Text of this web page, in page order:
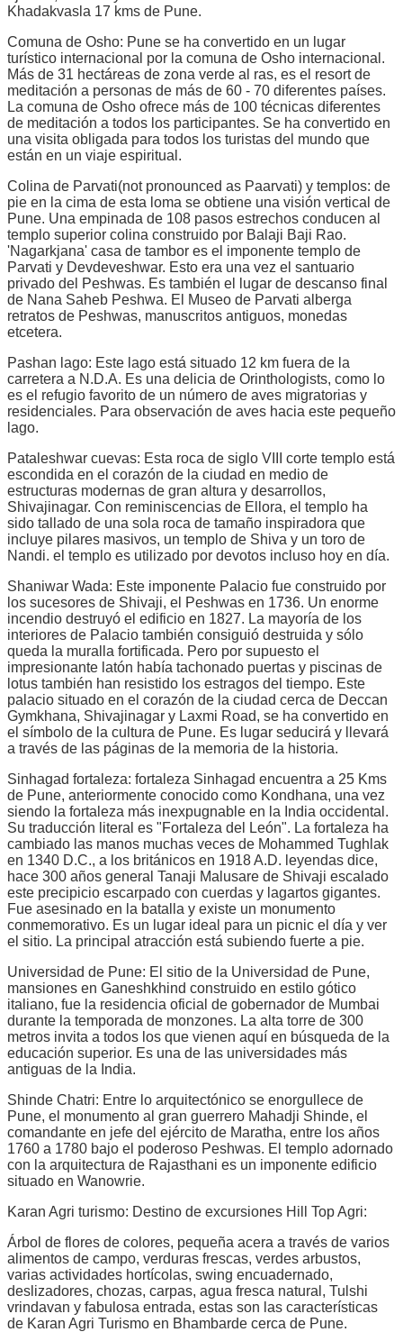
Khadakvasla 17 kms de Pune.
Comuna de Osho: Pune se ha convertido en un lugar
turístico internacional por la comuna de Osho internacional.
Más de 31 hectáreas de zona verde al ras, es el resort de
meditación a personas de más de 60 - 70 diferentes países.
La comuna de Osho ofrece más de 100 técnicas diferentes
de meditación a todos los participantes. Se ha convertido en
una visita obligada para todos los turistas del mundo que
están en un viaje espiritual.
Colina de Parvati(not pronounced as Paarvati) y templos: de
pie en la cima de esta loma se obtiene una visión vertical de
Pune. Una empinada de 108 pasos estrechos conducen al
templo superior colina construido por Balaji Baji Rao.
'Nagarkjana' casa de tambor es el imponente templo de
Parvati y Devdeveshwar. Esto era una vez el santuario
privado del Peshwas. Es también el lugar de descanso final
de Nana Saheb Peshwa. El Museo de Parvati alberga
retratos de Peshwas, manuscritos antiguos, monedas
etcetera.
Pashan lago: Este lago está situado 12 km fuera de la
carretera a N.D.A. Es una delicia de Orinthologists, como lo
es el refugio favorito de un número de aves migratorias y
residenciales. Para observación de aves hacia este pequeño
lago.
Pataleshwar cuevas: Esta roca de siglo VIII corte templo está
escondida en el corazón de la ciudad en medio de
estructuras modernas de gran altura y desarrollos,
Shivajinagar. Con reminiscencias de Ellora, el templo ha
sido tallado de una sola roca de tamaño inspiradora que
incluye pilares masivos, un templo de Shiva y un toro de
Nandi. el templo es utilizado por devotos incluso hoy en día.
Shaniwar Wada: Este imponente Palacio fue construido por
los sucesores de Shivaji, el Peshwas en 1736. Un enorme
incendio destruyó el edificio en 1827. La mayoría de los
interiores de Palacio también consiguió destruida y sólo
queda la muralla fortificada. Pero por supuesto el
impresionante latón había tachonado puertas y piscinas de
lotus también han resistido los estragos del tiempo. Este
palacio situado en el corazón de la ciudad cerca de Deccan
Gymkhana, Shivajinagar y Laxmi Road, se ha convertido en
el símbolo de la cultura de Pune. Es lugar seducirá y llevará
a través de las páginas de la memoria de la historia.
Sinhagad fortaleza: fortaleza Sinhagad encuentra a 25 Kms
de Pune, anteriormente conocido como Kondhana, una vez
siendo la fortaleza más inexpugnable en la India occidental.
Su traducción literal es "Fortaleza del León". La fortaleza ha
cambiado las manos muchas veces de Mohammed Tughlak
en 1340 D.C., a los británicos en 1918 A.D. leyendas dice,
hace 300 años general Tanaji Malusare de Shivaji escalado
este precipicio escarpado con cuerdas y lagartos gigantes.
Fue asesinado en la batalla y existe un monumento
conmemorativo. Es un lugar ideal para un picnic el día y ver
el sitio. La principal atracción está subiendo fuerte a pie.
Universidad de Pune: El sitio de la Universidad de Pune,
mansiones en Ganeshkhind construido en estilo gótico
italiano, fue la residencia oficial de gobernador de Mumbai
durante la temporada de monzones. La alta torre de 300
metros invita a todos los que vienen aquí en búsqueda de la
educación superior. Es una de las universidades más
antiguas de la India.
Shinde Chatri: Entre lo arquitectónico se enorgullece de
Pune, el monumento al gran guerrero Mahadji Shinde, el
comandante en jefe del ejército de Maratha, entre los años
1760 a 1780 bajo el poderoso Peshwas. El templo adornado
con la arquitectura de Rajasthani es un imponente edificio
situado en Wanowrie.
Karan Agri turismo: Destino de excursiones Hill Top Agri:
Árbol de flores de colores, pequeña acera a través de varios
alimentos de campo, verduras frescas, verdes arbustos,
varias actividades hortícolas, swing encuadernado,
deslizadores, chozas, carpas, agua fresca natural, Tulshi
vrindavan y fabulosa entrada, estas son las características
de Karan Agri Turismo en Bhambarde cerca de Pune.